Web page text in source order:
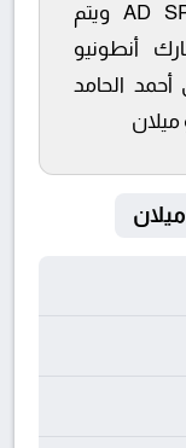
على قناة AD SPORTS PREMIUM 1 ويتم
أنطونيو
أحمد الحامد
ميلان